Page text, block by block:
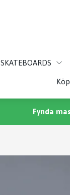
SKATEBOARDS
Fynda